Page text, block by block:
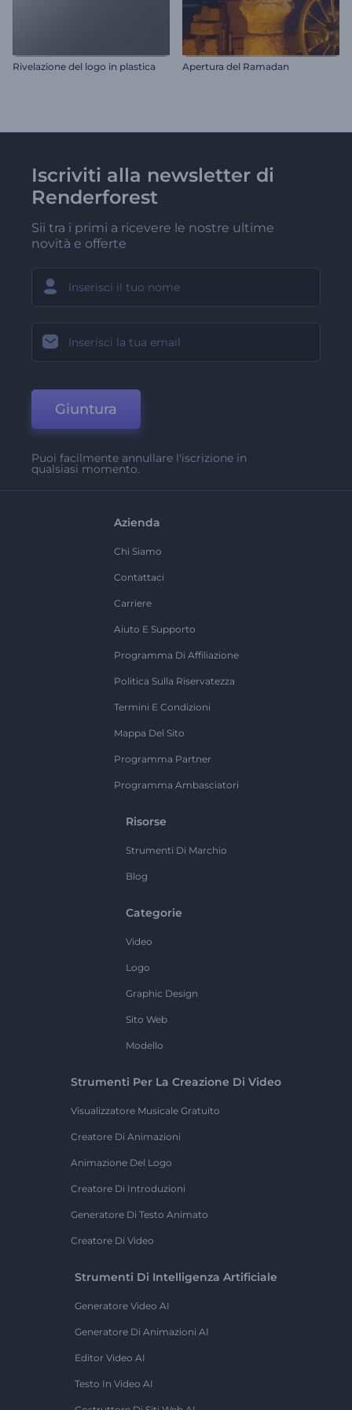
Rivelazione del logo in plastica Apertura del Ramadan
Iscriviti alla newsletter di
Renderforest
Sii tra i primi a ricevere le nostre ultime
novità e offerte
Giuntura
Puoi facilmente annullare l'iscrizione in
qualsiasi momento.
Azienda
Chi Siamo
Contattaci
Carriere
Aiuto E Supporto
Programma Di Affiliazione
Politica Sulla Riservatezza
Termini E Condizioni
Mappa Del Sito
Programma Partner
Programma Ambasciatori
Risorse
Strumenti Di Marchio
Blog
Categorie
Video
Logo
Graphic Design
Sito Web
Modello
Strumenti Per La Creazione Di Video
Visualizzatore Musicale Gratuito
Creatore Di Animazioni
Animazione Del Logo
Creatore Di Introduzioni
Generatore Di Testo Animato
Creatore Di Video
Strumenti Di Intelligenza Artificiale
Generatore Video AI
Generatore Di Animazioni AI
Editor Video AI
Testo In Video AI